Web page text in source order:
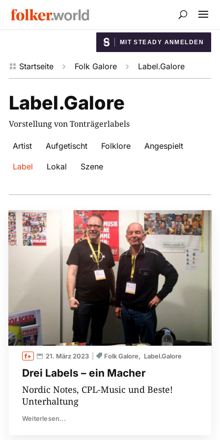
MIT STEADY ANMELDEN
 Startseite  Folk Galore  Label.Galore
Label.Galore
Vorstellung von Tonträgerlabels
Artist Aufgetischt Folklore Angespielt
Label Lokal Szene
Drei Labels – ein Macher
21. März 2023 Folk Galore Label.Galore
Nordic Notes, CPL-Music und Beste!
Unterhaltung
Weiterlesen...